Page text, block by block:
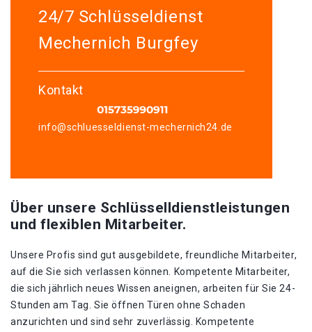
24/7 Schlüsseldienst
Mechernich Burgfey
Kontakt
info@schluesseldienst-mechernich24.de
Über unsere Schlüsselldienstleistungen
und flexiblen Mitarbeiter.
Unsere Profis sind gut ausgebildete, freundliche Mitarbeiter,
auf die Sie sich verlassen können. Kompetente Mitarbeiter,
die sich jährlich neues Wissen aneignen, arbeiten für Sie 24-
Stunden am Tag. Sie öffnen Türen ohne Schaden
anzurichten und sind sehr zuverlässig. Kompetente